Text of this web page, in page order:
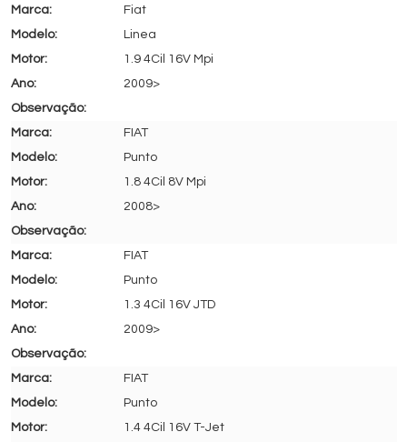
Fiat
Linea
1.9 4Cil 16V Mpi
2009>
FIAT
Punto
1.8 4Cil 8V Mpi
2008>
FIAT
Punto
1.3 4Cil 16V JTD
2009>
FIAT
Punto
1.4 4Cil 16V T-Jet